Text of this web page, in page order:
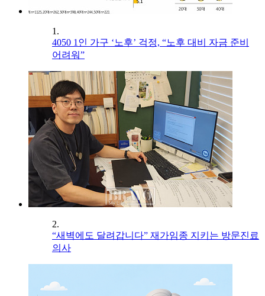
1.
4050 1인 가구 ‘노후’ 걱정, “노후 대비 자금 준비
어려워”
2.
“새벽에도 달려갑니다” 재가임종 지키는 방문진료
의사